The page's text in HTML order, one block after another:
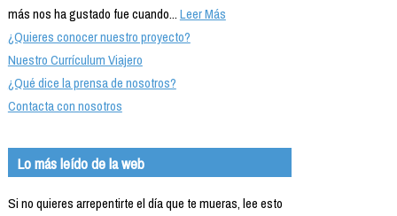
más nos ha gustado fue cuando...Leer Más
¿Quieres conocer nuestro proyecto?
Nuestro Currículum Viajero
¿Qué dice la prensa de nosotros?
Contacta con nosotros
Lo más leído de la web
Si no quieres arrepentirte el día que te mueras, lee esto